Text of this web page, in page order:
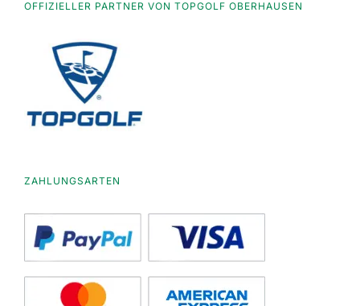
OFFIZIELLER PARTNER VON TOPGOLF OBERHAUSEN
ZAHLUNGSARTEN